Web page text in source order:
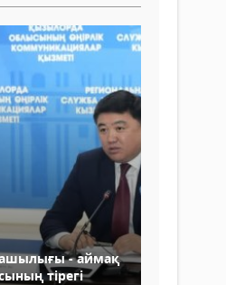
- аймақ
тірегі